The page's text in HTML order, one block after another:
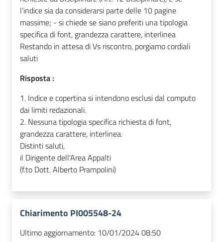
l’indice sia da considerarsi parte delle 10 pagine
massime; - si chiede se siano preferiti una tipologia
specifica di font, grandezza carattere, interlinea
Restando in attesa di Vs riscontro, porgiamo cordiali
saluti
Risposta :
1. Indice e copertina si intendono esclusi dal computo
dai limiti redazionali.
2. Nessuna tipologia specifica richiesta di font,
grandezza carattere, interlinea.
Distinti saluti,
il Dirigente dell'Area Appalti
(f.to Dott. Alberto Prampolini)
Chiarimento PI005548-24
Ultimo aggiornamento: 10/01/2024 08:50